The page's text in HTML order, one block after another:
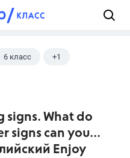
6 класс +1
signs. What do
signs can you...
Enjoy